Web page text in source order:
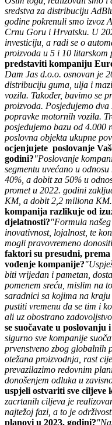
sredstva za distribuciju
godine pokrenuli smo izvoz
Crnu Goru i Hrvatsku. U
investiciju, a radi se o
proizvoda u 5 i 10 litarskom
predstaviti kompaniju
Dam Jas d.o.o. osnovan je
distribuciju guma, ulja i
vozila. Također, bavimo se
proizvoda. Posjedujemo
popravke motornih vozila.
posjedujemo bazu od 4.000
poslovna objekta ukupne
ocjenjujete poslovanje
godini?"Poslovanje
segmentu uvećano u
40%, a dobit za 50% u
promet u 2022. godini
KM, a dobit 2,2 miliona
kompanija razlikuje od
djelatnosti?"Formula
inovativnost, lojalnost, te
mogli pravovremeno
faktori su presudni, prema
vođenje kompanije?
biti vrijedan i pametan,
pomenem sreću, mislim na
saradnici sa kojima na
pustiti vremenu da se tim i
ali uz obostrano
se suočavate u poslovanju
sigurno sve kompanije
prvenstveno zbog globalnih
otežana proizvodnja, rast
prevazilazimo redovnim
donošenjem odluka u
uspjeli ostvariti sve ciljeve
zacrtanih ciljeva je
najtežoj fazi, a to je
planovi u 2023. godini?